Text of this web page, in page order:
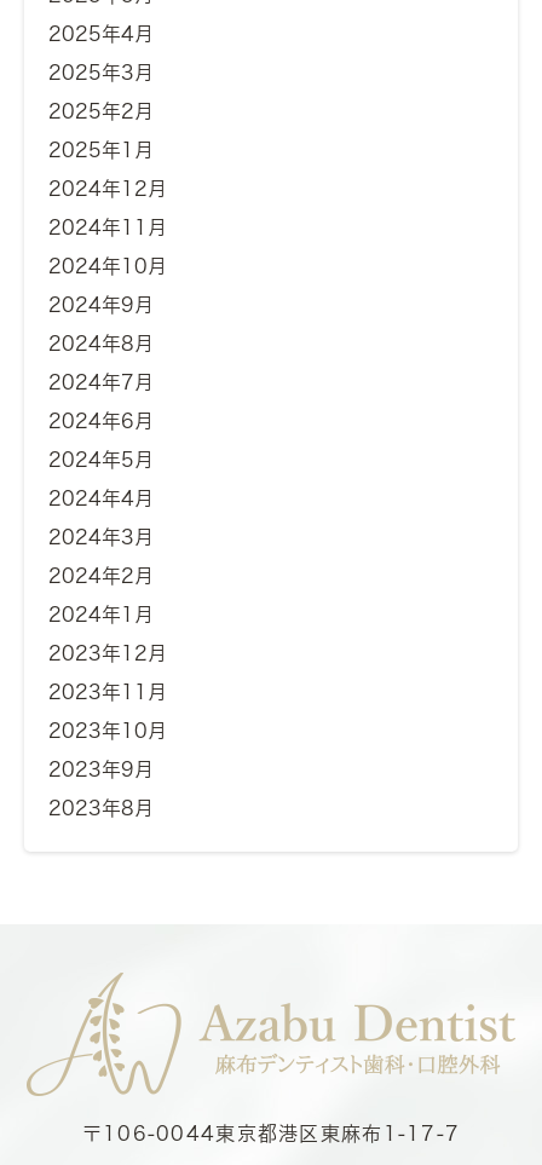
2025年4月
2025年3月
2025年2月
2025年1月
2024年12月
2024年11月
2024年10月
2024年9月
2024年8月
2024年7月
2024年6月
2024年5月
2024年4月
2024年3月
2024年2月
2024年1月
2023年12月
2023年11月
2023年10月
2023年9月
2023年8月
〒106-0044東京都港区東麻布1-17-7